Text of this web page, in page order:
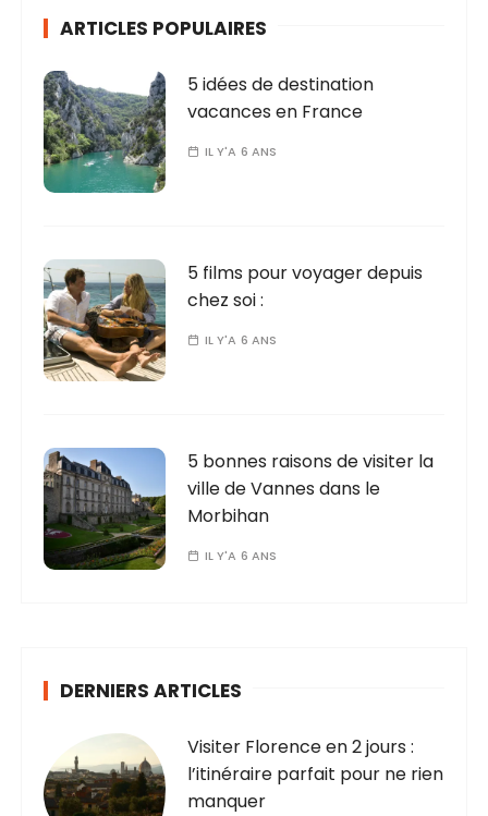
ARTICLES POPULAIRES
5 idées de destination
vacances en France
IL Y'A 6 ANS
5 films pour voyager depuis
chez soi :
IL Y'A 6 ANS
5 bonnes raisons de visiter la
ville de Vannes dans le
Morbihan
IL Y'A 6 ANS
DERNIERS ARTICLES
Visiter Florence en 2 jours :
l’itinéraire parfait pour ne rien
manquer